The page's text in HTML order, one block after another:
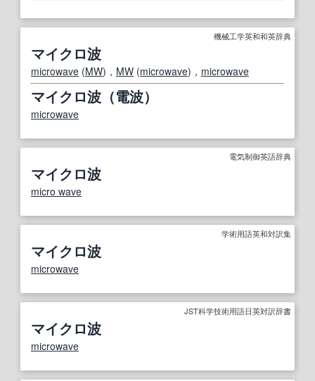
機械工学英和和英辞典
マイクロ波
microwave (MW)， MW (microwave)， microwave
マイクロ波（電波）
microwave
電気制御英語辞典
マイクロ波
micro wave
学術用語英和対訳集
マイクロ波
microwave
JST科学技術用語日英対訳辞書
マイクロ波
microwave